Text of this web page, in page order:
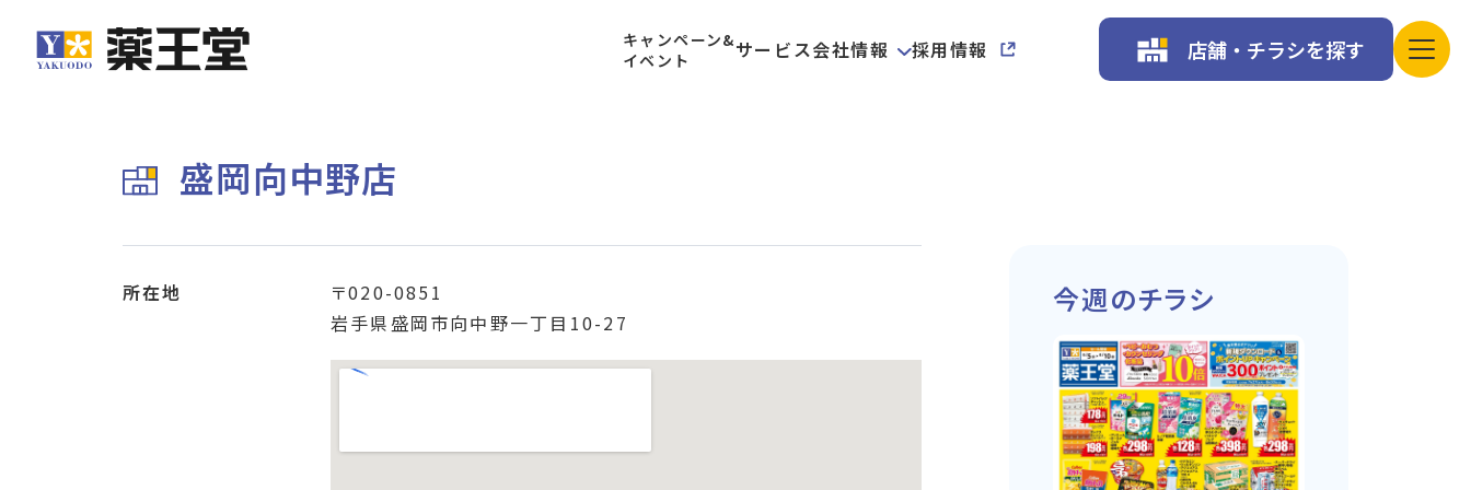
店舗・チラシを探す
キャンペーン&
イベント
サービス会社情報 採用情報
盛岡向中野店
所在地
〒020-0851
岩手県盛岡市向中野一丁目10-27
今週のチラシ